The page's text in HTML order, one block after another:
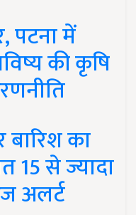
पटना में
की कृषि
का
15 से ज्यादा
अलर्ट